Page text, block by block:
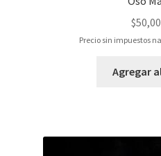
$
Precio sin impuestos
Agregar